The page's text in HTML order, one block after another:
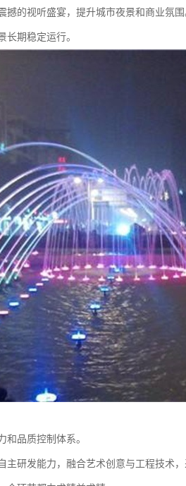
撼的视听盛宴，提升城市夜景和商业氛
期稳定运行。
品质控制体系。
主研发能力，融合艺术创意与工程技术